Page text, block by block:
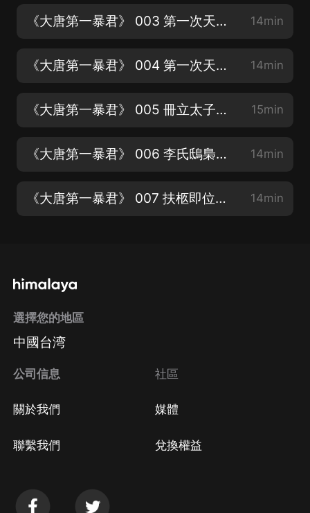
《大唐第一暴君》 003 第一次天佑政變（二）（歡迎訂閱，轉發，評論，點讚） 14min
《大唐第一暴君》 004 第一次天佑政變（三）（歡迎訂閱，轉發，評論，點讚） 14min
《大唐第一暴君》 005 冊立太子（歡迎訂閱，轉發，評論，點讚） 15min
《大唐第一暴君》 006 李氏鴟梟（歡迎訂閱，轉發，評論，點讚） 14min
《大唐第一暴君》 007 扶柩即位（歡迎訂閱，轉發，評論，點讚） 14min
選擇您的地區
中國台湾
公司信息
關於我們
聯繫我們
社區
媒體
兌換權益